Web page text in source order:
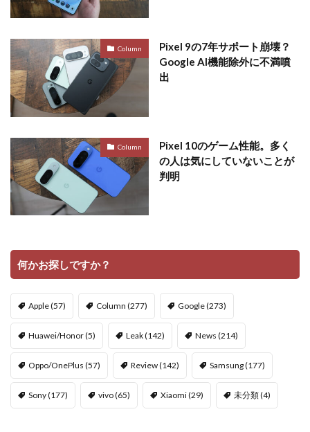
Column
Pixel 9の7年サポート崩壊？
Google AI機能除外に不満噴
出
Column
Pixel 10のゲーム性能。多く
の人は気にしていないことが
判明
何かお探しですか？
Apple(57) Column (277) Google(273)
Huawei/Honor(5) Leak(142) News (214)
Oppo/OnePlus (57) Review(142) Samsung(177)
Sony(177) vivo(65) Xiaomi(29) 未分類(4)